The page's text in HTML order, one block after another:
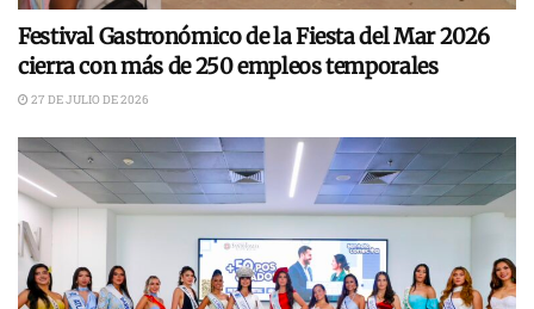
Festival Gastronómico de la Fiesta del Mar 2026
cierra con más de 250 empleos temporales
27 DE JULIO DE 2026